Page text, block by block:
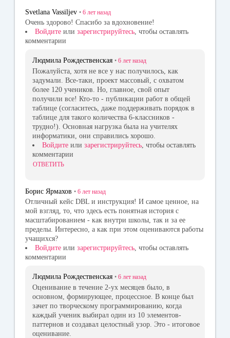
ki
Svetlana Vassiljev • 6 лет назад
Очень здорово! Спасибо за вдохновение!
Войдите или зарегистрируйтесь, чтобы оставлять
комментарии
Людмила Рождественская • 6 лет назад
Пожалуйста, хотя не все у нас получилось, как
задумали. Все-таки, проект массовый, с охватом
более 120 учеников. Но, главное, свой опыт
получили все! Кто-то - публикации работ в общей
таблице (согласитесь, даже поддерживать порядок в
таблице для такого количества 6-классников -
трудно!). Основная нагрузка была на учителях
информатики, они справились хорошо.
Войдите или зарегистрируйтесь , чтобы оставлять
комментарии
ОТВЕТИТЬ
Борис Ярмахов • 6 лет назад
Отличный кейс DBL и инструкция! И самое ценное, на
мой взгляд, то, что здесь есть понятная история с
масштабированием - как внутри школы, так и за ее
пределы. Интересно, а как при этом оцениваются работы
учащихся?
Войдите или зарегистрируйтесь, чтобы оставлять
комментарии
Людмила Рождественская • 6 лет назад
Оценивание в течение 2-ух месяцев было, в
основном, формирующее, процессное. В конце был
зачет по творческому программированию, когда
каждый ученик выбирал один из 10 элементов-
паттернов и создавал целостный узор. Это - итоговое
оценивание.